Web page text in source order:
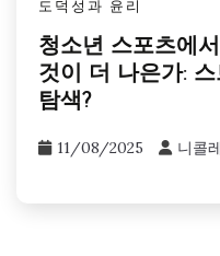
도덕성과 윤리
청소년 스포츠에
것이 더 나은가:
탐색?
11/08/2025 니콜